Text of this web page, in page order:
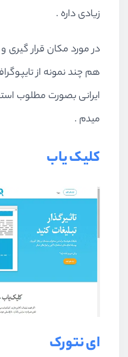
زیادی داره .
در مورد مکان قرار
هم چند نمونه از
ایرانی بصورت مطلوب
میدم .
کلیک یاب
ای نتورک